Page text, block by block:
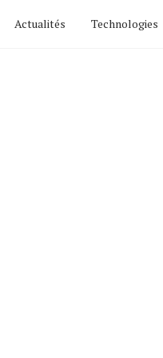
Actualités Technologies